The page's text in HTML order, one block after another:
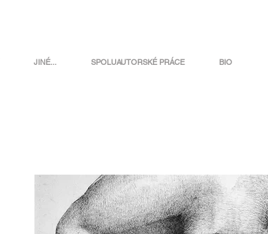
JINÉ... SPOLUAUTORSKÉ PRÁCE BIO